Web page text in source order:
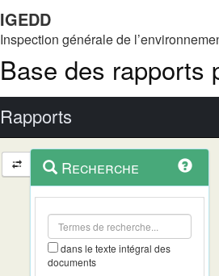
IGEDD
Inspection générale de
Base des rapports
Rapports
Navigation
et
outils
contextuel
Recherche
dans le texte intégral des
documents